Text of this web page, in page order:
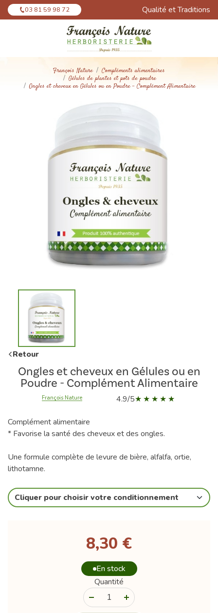
03 81 59 98 72 Qualité et Traditions
François Nature
Compléments alimentaires
Gélules de plantes et pots de poudre
Ongles et cheveux en Gélules ou en Poudre - Complément Alimentaire
Retour
Ongles et cheveux en Gélules ou en
Poudre - Complément Alimentaire
François Nature 4.9/5
Complément alimentaire
* Favorise la santé des cheveux et des ongles.
Une formule complète de levure de bière, alfalfa, ortie,
lithotamne.
Cliquer pour choisir votre conditionnement
8,30 €
En stock
Quantité
Panneau de gestion des cookies